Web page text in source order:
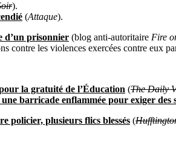
).
(Attaque).
d’un prisonnier (blog anti-autoritaire Fire
contre les violences exercées contre eux
la gratuité de l’Éducation (The Daily
barricade enflammée pour exiger des
policier, plusieurs flics blessés (